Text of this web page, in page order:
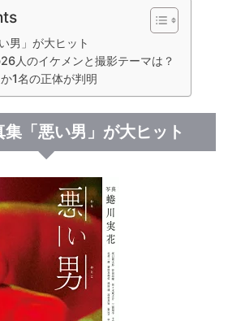
男」が大ヒット
26人のイケメンと撮影テーマは？
1名の正体が判明
「悪い男」が大ヒット